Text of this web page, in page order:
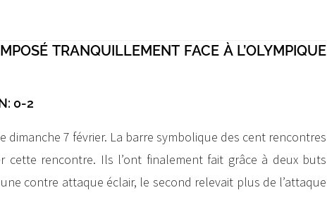
TRANQUILLEMENT FACE À L’OLYMPIQUE
0-2
dimanche 7 février. La barre symbolique des cent rencontres
cette rencontre. Ils l’ont finalement fait grâce à deux buts
contre attaque éclair, le second relevait plus de l’attaque